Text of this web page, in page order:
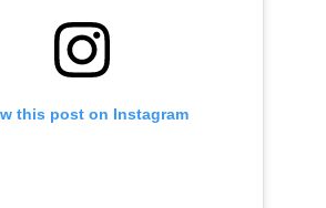
this post on Instagram